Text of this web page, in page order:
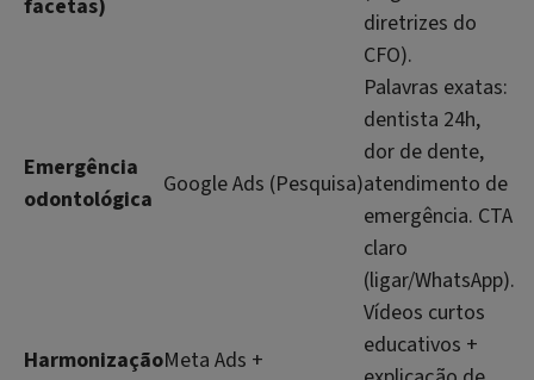
facetas)
diretrizes do
CFO).
Emergência
odontológica
Google Ads (Pesquisa)
Palavras exatas:
dentista 24h,
dor de dente,
atendimento de
emergência. CTA
claro
(ligar/WhatsApp).
HarmonizaçãoMeta Ads +
Vídeos curtos
educativos +